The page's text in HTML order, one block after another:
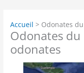
Accueil Odonates
Odonates du
odonates